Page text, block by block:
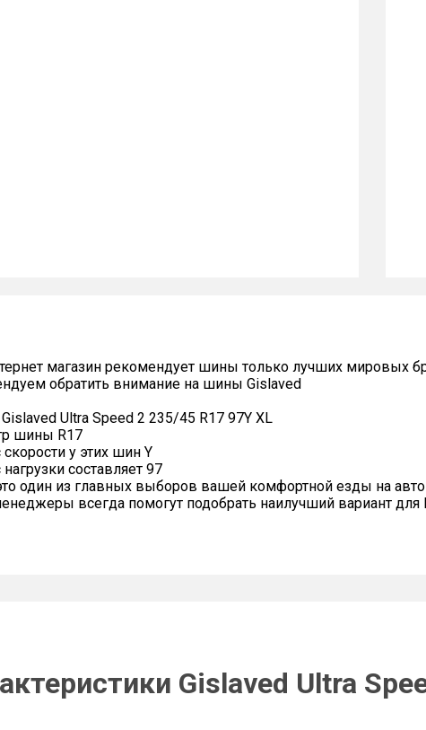
магазин рекомендует шины только лучших мировых
обратить внимание на шины Gislaved
Ultra Speed 2 235/45 R17 97Y XL
шины R17
у этих шин Y
составляет 97
один из главных выборов вашей комфортной езды на авто
всегда помогут подобрать наилучший вариант для
Gislaved Ultra